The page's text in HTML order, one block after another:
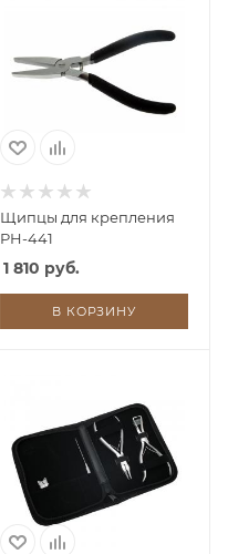
Щипцы для крепления
PH-441
1 810 руб.
В КОРЗИНУ